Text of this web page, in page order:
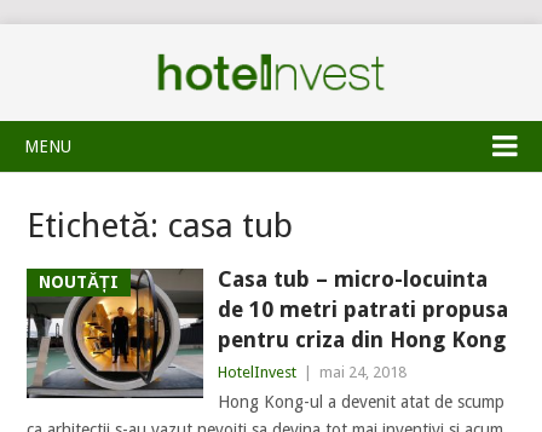
MENU
Etichetă: casa tub
NOUTĂȚI
Casa tub – micro-locuinta
de 10 metri patrati propusa
pentru criza din Hong Kong
HotelInvest mai 24, 2018
Hong Kong-ul a devenit atat de scump